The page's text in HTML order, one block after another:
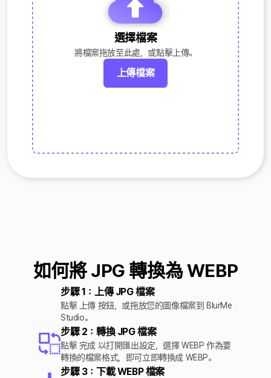
選擇檔案
將檔案拖放至此處，或點擊上傳。
上傳檔案
如何將 JPG 轉換為 WEBP
步驟 1：上傳 JPG 檔案
點擊 上傳 按鈕，或拖放您的圖像檔案到 BlurMe
Studio。
步驟 2：轉換 JPG 檔案
點擊 完成 以打開匯出設定，選擇 WEBP 作為要
轉換的檔案格式，即可立即轉換成 WEBP。
步驟 3：下載 WEBP 檔案